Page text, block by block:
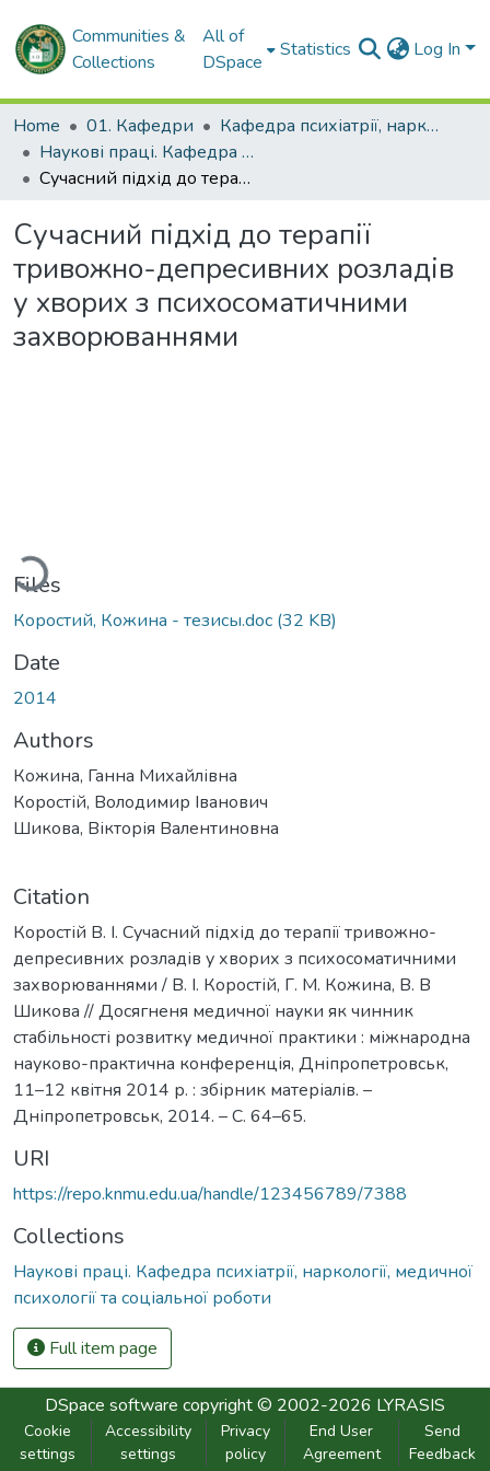
Communities &
Collections
All of
DSpace
Statistics Log In
Home 01. Кафедри
Кафедра психіатрії, наркології, медичної психології та соціальної роботи
Наукові праці. Кафедра психіатрії, наркології, медичної психології та соціальної роботи
Сучасний підхід до терапії тривожно-депресивних розладів у хворих з психосоматичними захворюваннями
Сучасний підхід до терапії
тривожно-депресивних розладів
у хворих з психосоматичними
захворюваннями
Files
Коростий, Кожина - тезисы.doc (32 KB)
Date
2014
Authors
Кожина, Ганна Михайлівна
Коростій, Володимир Іванович
Шикова, Вікторія Валентиновна
Citation
Коростій В. І. Сучасний підхід до терапії тривожно-
депресивних розладів у хворих з психосоматичними
захворюваннями / В. І. Коростій, Г. М. Кожина, В. В
Шикова // Досягненя медичної науки як чинник
стабільності розвитку медичної практики : міжнародна
науково-практична конференція, Дніпропетровськ,
11–12 квітня 2014 р. : збірник матеріалів. –
Дніпропетровськ, 2014. – С. 64–65.
URI
https://repo.knmu.edu.ua/handle/123456789/7388
Collections
Наукові праці. Кафедра психіатрії, наркології, медичної
психології та соціальної роботи
Full item page
DSpace software copyright © 2002-2026 LYRASIS
Cookie
settings
Accessibility
settings
Privacy
policy
End User
Agreement
Send
Feedback